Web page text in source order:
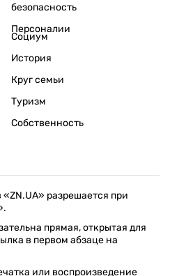
безопасность
Персоналии
Социум
История
Круг семьи
Туризм
Собственность
разрешается при
прямая, открытая для
в первом абзаце на
или воспроизведение